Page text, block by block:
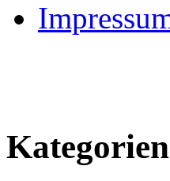
Kategorien